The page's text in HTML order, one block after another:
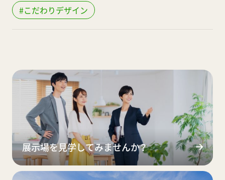
#こだわりデザイン
展示場を見学してみませんか？